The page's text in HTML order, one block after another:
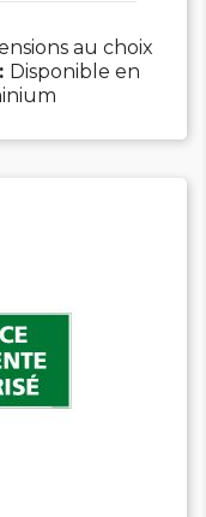
au choix
Disponible en